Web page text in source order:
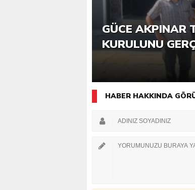
6. GÜCE
KATILIMLA
GÜCE AKPINAR
KURULUNU
HABER HAKKINDA